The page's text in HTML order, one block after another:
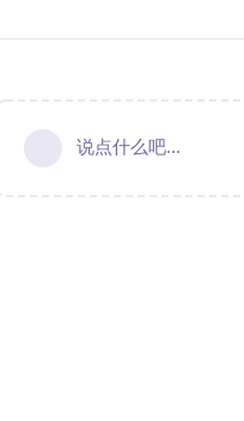
说点什么吧...